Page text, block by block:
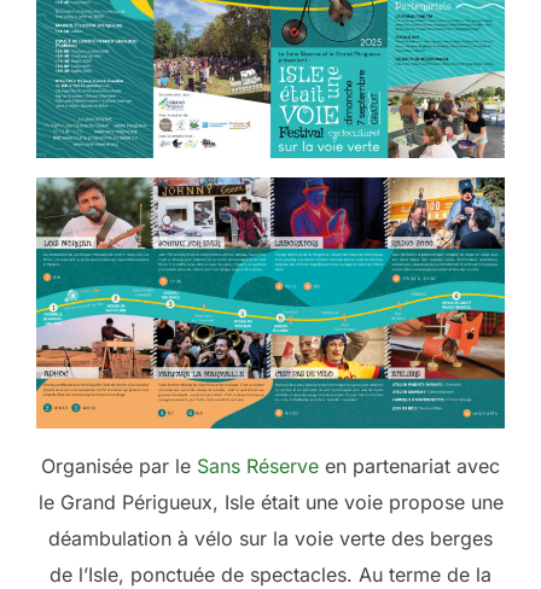
Organisée par le Sans Réserve en partenariat avec
le Grand Périgueux, Isle était une voie propose une
déambulation à vélo sur la voie verte des berges
de l’Isle, ponctuée de spectacles. Au terme de la